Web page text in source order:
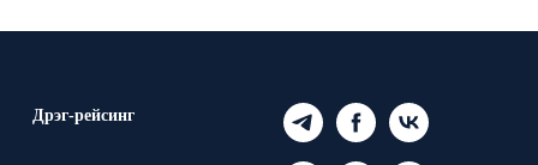
Дрэг-рейсинг